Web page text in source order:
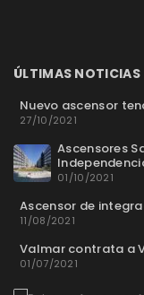
ÚLTIMAS NOTICIAS
Nuevo ascensor
27/10/2021
Ascensores
01/10/2021
Ascensor de
11/08/2021
Valmar contrata a
01/07/2021